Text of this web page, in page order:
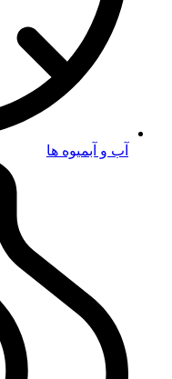
آب و آبمیوه ها